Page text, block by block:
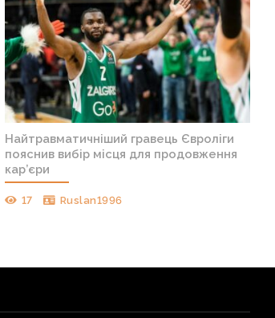
Найтравматичніший гравець Євроліги
пояснив вибір місця для продовження
кар’єри
17 Ruslan1996